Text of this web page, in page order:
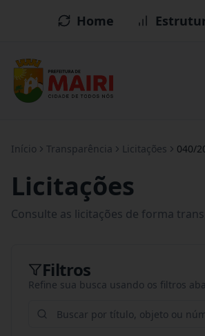
Home
Início Transparência Licitações 040/
Licitações
Consulte as licitações de forma
Filtros
Refine sua busca usando os filtros